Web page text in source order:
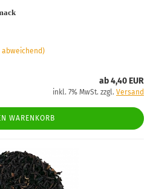
abweichend)
ab 4,40 EUR
inkl. 7% MwSt. zzgl. Versand
WARENKORB